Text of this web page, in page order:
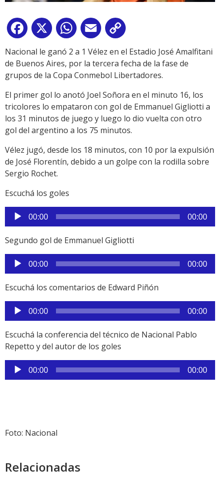
Facebook
X WhatsApp
Email
Link
Nacional le ganó 2 a 1 Vélez en el Estadio José Amalfitani
de Buenos Aires, por la tercera fecha de la fase de
grupos de la Copa Conmebol Libertadores.
El primer gol lo anotó Joel Soñora en el minuto 16, los
tricolores lo empataron con gol de Emmanuel Gigliotti a
los 31 minutos de juego y luego lo dio vuelta con otro
gol del argentino a los 75 minutos.
Vélez jugó, desde los 18 minutos, con 10 por la expulsión
de José Florentín, debido a un golpe con la rodilla sobre
Sergio Rochet.
Escuchá los goles
Reproductor
de
audio
00:00 00:00
Segundo gol de Emmanuel Gigliotti
Reproductor
de
audio
00:00 00:00
Escuchá los comentarios de Edward Piñón
Reproductor
de
audio
00:00 00:00
Escuchá la conferencia del técnico de Nacional Pablo
Repetto y del autor de los goles
Reproductor
de
00:00 00:00
Foto: Nacional
Relacionadas